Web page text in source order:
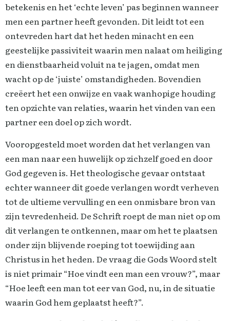
betekenis en het ‘echte leven’ pas beginnen wanneer
men een partner heeft gevonden. Dit leidt tot een
ontevreden hart dat het heden minacht en een
geestelijke passiviteit waarin men nalaat om heiliging
en dienstbaarheid voluit na te jagen, omdat men
wacht op de ‘juiste’ omstandigheden. Bovendien
creëert het een onwijze en vaak wanhopige houding
ten opzichte van relaties, waarin het vinden van een
partner een doel op zich wordt.
Vooropgesteld moet worden dat het verlangen van
een man naar een huwelijk op zichzelf goed en door
God gegeven is. Het theologische gevaar ontstaat
echter wanneer dit goede verlangen wordt verheven
tot de ultieme vervulling en een onmisbare bron van
zijn tevredenheid. De Schrift roept de man niet op om
dit verlangen te ontkennen, maar om het te plaatsen
onder zijn blijvende roeping tot toewijding aan
Christus in het heden. De vraag die Gods Woord stelt
is niet primair “Hoe vindt een man een vrouw?”, maar
“Hoe leeft een man tot eer van God, nu, in de situatie
waarin God hem geplaatst heeft?”.